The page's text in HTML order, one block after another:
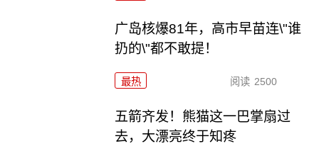
广岛核爆81年，高市早苗连\"谁
扔的\"都不敢提！
最热 阅读 2500
五箭齐发！熊猫这一巴掌扇过
去，大漂亮终于知疼